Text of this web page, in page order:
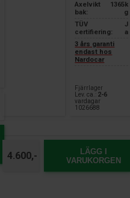
Axelvikt
bak:
1365k
g
TÜV
certifiering:
J
a
3 års garanti
endast hos
Nardocar
Fjärrlager
Lev. ca.: 2-6
vardagar
1026688
4.600,-
LÄGG I
VARUKORGEN